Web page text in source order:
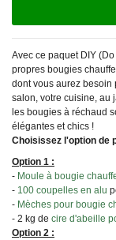
Avec ce paquet DIY
propres bougies
dont vous aurez besoin
salon, votre cuisine, au
les bougies à réchaud
élégantes et chics !
Choisissez l'option de
Option 1 :
- Moule à bougie
- 100 coupelles en alu
- Mèches pour bougie
- 2 kg de cire d'abeille
Option 2 :